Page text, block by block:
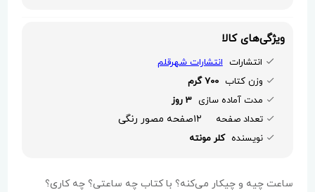
ویژگی‌های کالا
انتشارات انتشارات شهرقلم
وزن کتاب 700 گرم
مدت آماده سازی 3 روز
تعداد صفحه
۱۲صفحه مصور رنگی
نویسنده کلر مونته
ساعت چیه و چیکار می‌کنه؟ با کتاب چه ساعتی؟ چه کاری؟